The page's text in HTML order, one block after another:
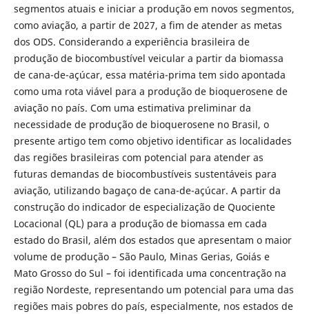
segmentos atuais e iniciar a produção em novos segmentos,
como aviação, a partir de 2027, a fim de atender as metas
dos ODS. Considerando a experiência brasileira de
produção de biocombustível veicular a partir da biomassa
de cana-de-açúcar, essa matéria-prima tem sido apontada
como uma rota viável para a produção de bioquerosene de
aviação no país. Com uma estimativa preliminar da
necessidade de produção de bioquerosene no Brasil, o
presente artigo tem como objetivo identificar as localidades
das regiões brasileiras com potencial para atender as
futuras demandas de biocombustíveis sustentáveis para
aviação, utilizando bagaço de cana-de-açúcar. A partir da
construção do indicador de especialização de Quociente
Locacional (QL) para a produção de biomassa em cada
estado do Brasil, além dos estados que apresentam o maior
volume de produção – São Paulo, Minas Gerias, Goiás e
Mato Grosso do Sul – foi identificada uma concentração na
região Nordeste, representando um potencial para uma das
regiões mais pobres do país, especialmente, nos estados de